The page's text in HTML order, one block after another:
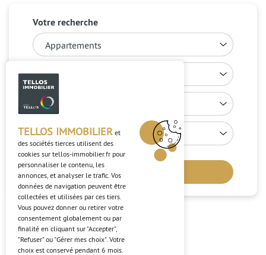
Votre recherche
Rechercher
NOS PROGRAMMES
TELLOS IMMOBILIER et
des sociétés tierces utilisent des
cookies sur tellos-immobilier.fr pour
personnaliser le contenu, les
annonces, et analyser le trafic. Vos
données de navigation peuvent être
collectées et utilisées par ces tiers.
Vous pouvez donner ou retirer votre
consentement globalement ou par
finalité en cliquant sur "Accepter",
"Refuser" ou "Gérer mes choix". Votre
choix est conservé pendant 6 mois.